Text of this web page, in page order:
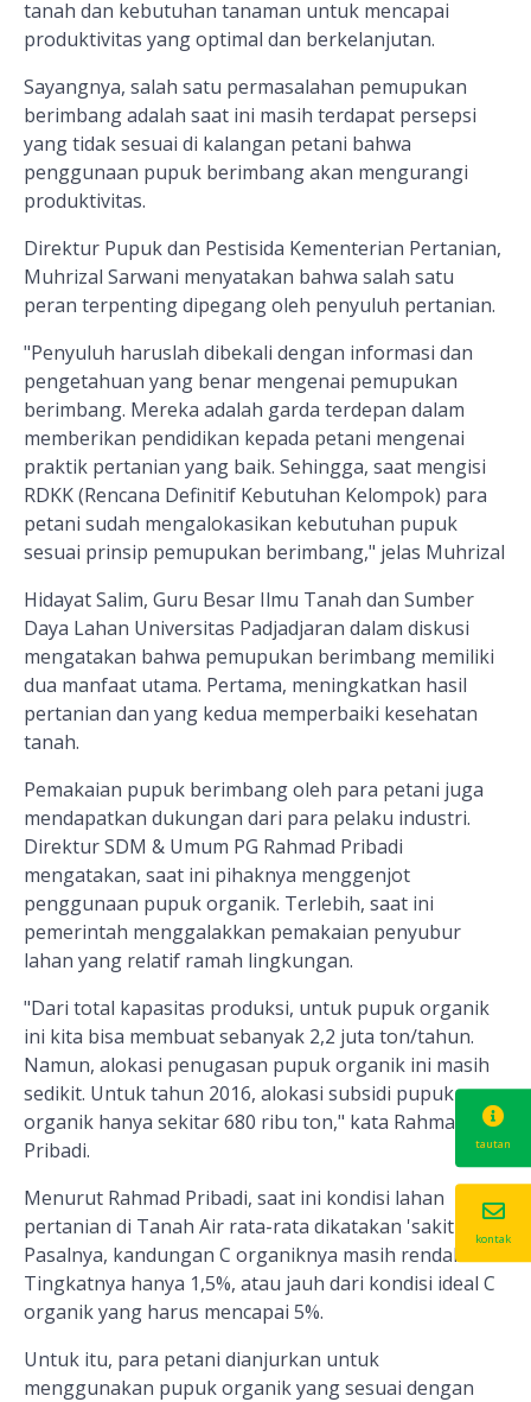
tanah dan kebutuhan tanaman untuk mencapai
produktivitas yang optimal dan berkelanjutan.
Sayangnya, salah satu permasalahan pemupukan
berimbang adalah saat ini masih terdapat persepsi
yang tidak sesuai di kalangan petani bahwa
penggunaan pupuk berimbang akan mengurangi
produktivitas.
Direktur Pupuk dan Pestisida Kementerian Pertanian,
Muhrizal Sarwani menyatakan bahwa salah satu
peran terpenting dipegang oleh penyuluh pertanian.
"Penyuluh haruslah dibekali dengan informasi dan
pengetahuan yang benar mengenai pemupukan
berimbang. Mereka adalah garda terdepan dalam
memberikan pendidikan kepada petani mengenai
praktik pertanian yang baik. Sehingga, saat mengisi
RDKK (Rencana Definitif Kebutuhan Kelompok) para
petani sudah mengalokasikan kebutuhan pupuk
sesuai prinsip pemupukan berimbang," jelas Muhrizal
Hidayat Salim, Guru Besar Ilmu Tanah dan Sumber
Daya Lahan Universitas Padjadjaran dalam diskusi
mengatakan bahwa pemupukan berimbang memiliki
dua manfaat utama. Pertama, meningkatkan hasil
pertanian dan yang kedua memperbaiki kesehatan
tanah.
Pemakaian pupuk berimbang oleh para petani juga
mendapatkan dukungan dari para pelaku industri.
Direktur SDM & Umum PG Rahmad Pribadi
mengatakan, saat ini pihaknya menggenjot
penggunaan pupuk organik. Terlebih, saat ini
pemerintah menggalakkan pemakaian penyubur
lahan yang relatif ramah lingkungan.
"Dari total kapasitas produksi, untuk pupuk organik
ini kita bisa membuat sebanyak 2,2 juta ton/tahun.
Namun, alokasi penugasan pupuk organik ini masih
sedikit. Untuk tahun 2016, alokasi subsidi pupuk
organik hanya sekitar 680 ribu ton," kata Rahmad
Pribadi.
Menurut Rahmad Pribadi, saat ini kondisi lahan
pertanian di Tanah Air rata-rata dikatakan 'sakit'.
Pasalnya, kandungan C organiknya masih rendah.
Tingkatnya hanya 1,5%, atau jauh dari kondisi ideal C
organik yang harus mencapai 5%.
Untuk itu, para petani dianjurkan untuk
menggunakan pupuk organik yang sesuai dengan
tautan
kontak